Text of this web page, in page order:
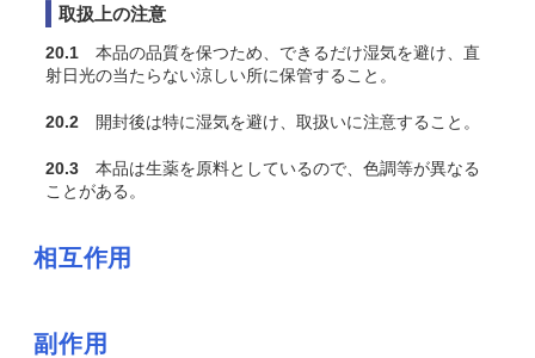
取扱上の注意
20.1 本品の品質を保つため、できるだけ湿気を避け、直
射日光の当たらない涼しい所に保管すること。
20.2 開封後は特に湿気を避け、取扱いに注意すること。
20.3 本品は生薬を原料としているので、色調等が異なる
ことがある。
相互作用
副作用